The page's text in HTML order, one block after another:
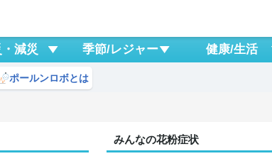
・減災 季節/レジャー 健康/生活
ポールンロボとは
みんなの花粉症状